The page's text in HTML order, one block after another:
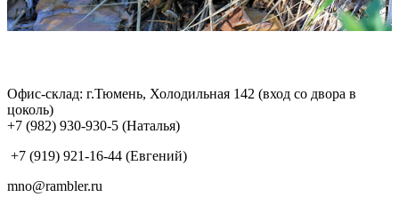
Офис-склад: г.Тюмень, Холодильная 142 (вход со двора в
цоколь)
+7 (982) 930-930-5 (Наталья)
+7 (919) 921-16-44 (Евгений)
mno@rambler.ru